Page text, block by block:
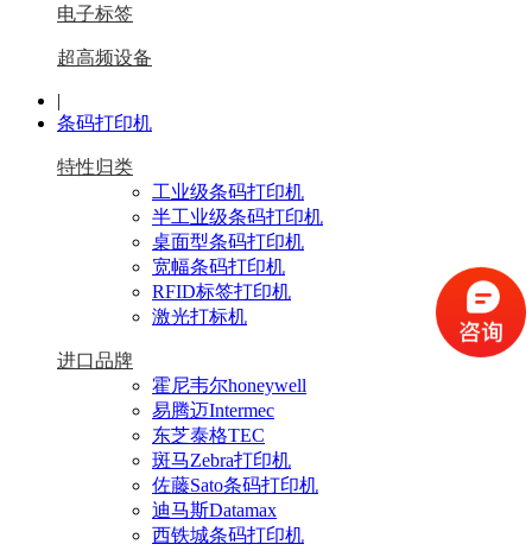
电子标签
超高频设备
|
条码打印机
特性归类
工业级条码打印机
半工业级条码打印机
桌面型条码打印机
宽幅条码打印机
RFID标签打印机
激光打标机
进口品牌
霍尼韦尔honeywell
易腾迈Intermec
东芝泰格TEC
斑马Zebra打印机
佐藤Sato条码打印机
迪马斯Datamax
西铁城条码打印机